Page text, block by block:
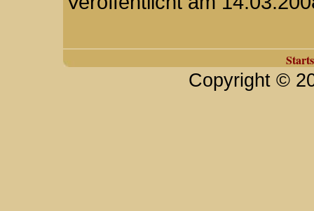
Copyright ©